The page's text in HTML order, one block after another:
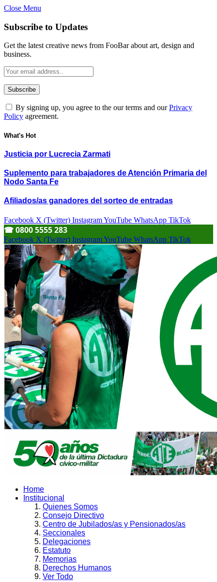
Close Menu
Subscribe to Updates
Get the latest creative news from FooBar about art, design and
business.
By signing up, you agree to the our terms and ourPrivacy
Policy agreement.
What's Hot
Justicia por Lucrecia Zarmati
Suplemento para trabajadores de Atención Primaria del
Nodo Santa Fe
Afiliados/as ganadores del sorteo de entradas
Facebook X (Twitter) InstagramYouTube WhatsApp TikTok
☎︎ 0800 5555 283
Facebook X (Twitter) InstagramYouTube WhatsApp TikTok
Home
Institucional
Quienes Somos
Consejo Directivo
Centro de Jubilados/as y Pensionados/as
Seccionales
Delegaciones
Estatuto
Memorias
Derechos Humanos
Ver Todo